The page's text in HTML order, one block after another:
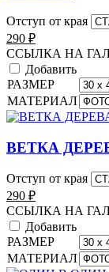
Отступ от края
290 ₽
ССЫЛКА НА
Добавить
РАЗМЕР
МАТЕРИАЛ
ВЕТКА
Отступ от края
290 ₽
ССЫЛКА НА
Добавить
РАЗМЕР
МАТЕРИАЛ